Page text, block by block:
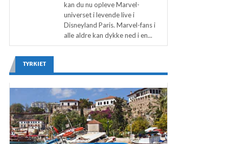
kan du nu opleve Marvel-
universet i levende live i
Disneyland Paris. Marvel-fans i
alle aldre kan dykke ned i en...
TYRKIET